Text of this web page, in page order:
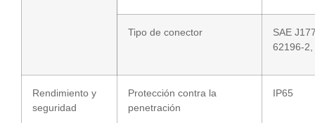
Tipo de conector
SAE
62196-2,
Rendimiento y
seguridad
Protección contra la
penetración
IP65